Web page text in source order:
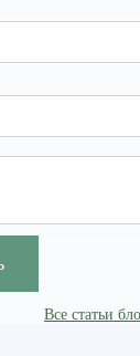
Все статьи